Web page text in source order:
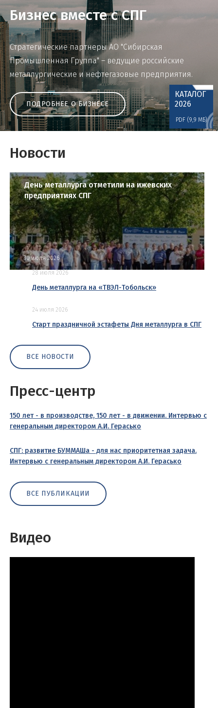
Бизнес вместе с СПГ
Стратегические партнеры АО "Сибирская
Промышленная Группа" – ведущие российские
металлургические и нефтегазовые предприятия.
ПОДРОБНЕЕ О БИЗНЕСЕ
КАТАЛОГ
2026
PDF (9,9 МБ)
Новости
День металлурга отметили на ижевских
предприятиях СПГ
30 июля 2026
28 июля 2026
День металлурга на «ТВЭЛ-Тобольск»
24 июля 2026
Старт праздничной эстафеты Дня металлурга в СПГ
ВСЕ НОВОСТИ
Пресс-центр
150 лет - в производстве, 150 лет - в движении. Интервью с
генеральным директором А.И. Герасько
СПГ: развитие БУММАШа - для нас приоритетная задача.
Интервью с генеральным директором А.И. Герасько
ВСЕ ПУБЛИКАЦИИ
Видео